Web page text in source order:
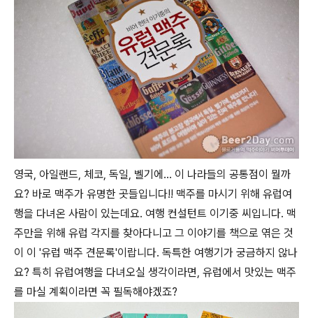
영국, 아일랜드, 체코, 독일, 벨기에... 이 나라들의 공통점이 뭘까
요? 바로 맥주가 유명한 곳들입니다!! 맥주를 마시기 위해 유럽여
행을 다녀온 사람이 있는데요. 여행 컨설턴트 이기중 씨입니다. 맥
주만을 위해 유럽 각지를 찾아다니고 그 이야기를 책으로 엮은 것
이 이 '유럽 맥주 견문록'이랍니다. 독특한 여행기가 궁금하지 않나
요? 특히 유럽여행을 다녀오실 생각이라면, 유럽에서 맛있는 맥주
를 마실 계획이라면 꼭 필독해야겠죠?